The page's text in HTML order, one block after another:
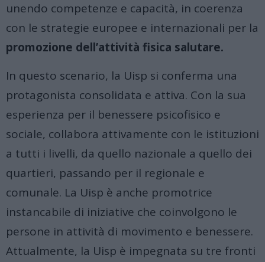
unendo competenze e capacità, in coerenza
con le strategie europee e internazionali per la
promozione dell’attività fisica salutare.
In questo scenario, la Uisp si conferma una
protagonista consolidata e attiva. Con la sua
esperienza per il benessere psicofisico e
sociale, collabora attivamente con le istituzioni
a tutti i livelli, da quello nazionale a quello dei
quartieri, passando per il regionale e
comunale. La Uisp è anche promotrice
instancabile di iniziative che coinvolgono le
persone in attività di movimento e benessere.
Attualmente, la Uisp è impegnata su tre fronti